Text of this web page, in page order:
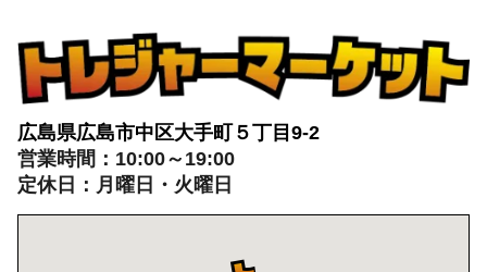
広島県広島市中区大手町５丁目9-2
営業時間：10:00～19:00
定休日：月曜日・火曜日